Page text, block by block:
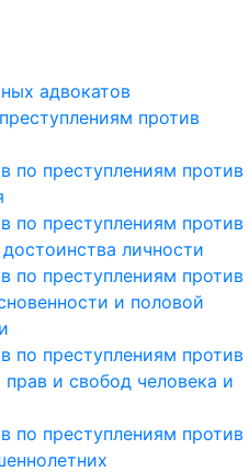
адвокатов
против
по преступлениям против
по преступлениям против
личности
по преступлениям против
и половой
по преступлениям против
и свобод человека и
по преступлениям против